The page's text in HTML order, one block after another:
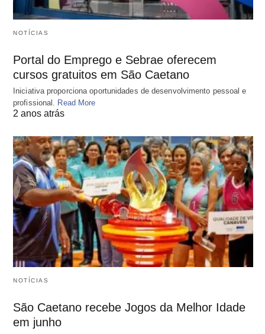
NOTÍCIAS
Portal do Emprego e Sebrae oferecem
cursos gratuitos em São Caetano
Iniciativa proporciona oportunidades de desenvolvimento pessoal e
profissional. Read More
2 anos atrás
NOTÍCIAS
São Caetano recebe Jogos da Melhor Idade
em junho